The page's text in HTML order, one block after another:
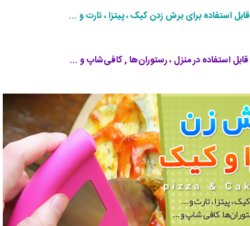
قابل استفاده برای برش زدن کیک ، پیتزا ، تارت و ...
قابل استفاده در منزل ، رستوران‌ها , کافی‌شاپ و ...